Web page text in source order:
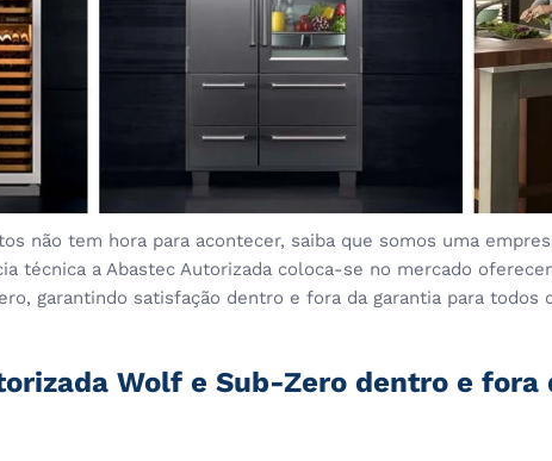
não tem hora para acontecer, saiba que somos uma
técnica a Abastec Autorizada coloca-se no mercado
garantindo satisfação dentro e fora da garantia para todos
Wolf e Sub-Zero dentro e